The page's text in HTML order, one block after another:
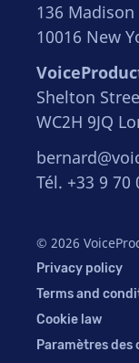
136
10016 New
Shelton
WC2H 9JQ
Tél. +33 9 70
© 2026
Privacy policy
Terms and
Cookie law
Paramètres des